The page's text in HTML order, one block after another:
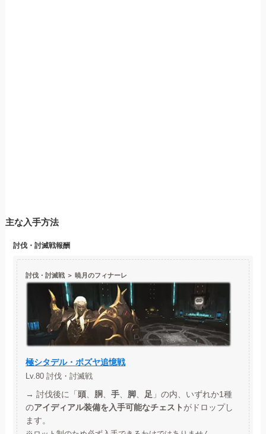
主な入手方法
討伐・討滅戦報酬
討伐・討滅戦 ＞ 暁月のフィナーレ
極シタデル・ボズヤ追憶戦
Lv.80 討伐・討滅戦
→ 討伐後に「頭 胴 、手 脚 足 」の内、いずれか1種
のアイディアル装備を入手可能なチェスト がドロップし
ます。